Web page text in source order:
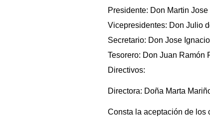
Presidente: Don Martin
Vicepresidentes: Don Julio
Secretario: Don Jose
Tesorero: Don Juan Ramón
Directivos:
Directora: Doña Marta
Consta la aceptación de los